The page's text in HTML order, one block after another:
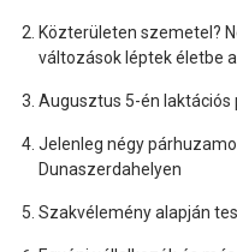
Közterületen szemetel?
változások léptek életbe
Augusztus 5-én laktációs
Jelenleg négy
Dunaszerdahelyen
Szakvélemény alapján